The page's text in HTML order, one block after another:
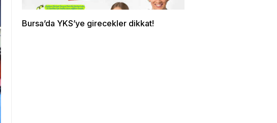
Bursa’da YKS’ye girecekler dikkat!